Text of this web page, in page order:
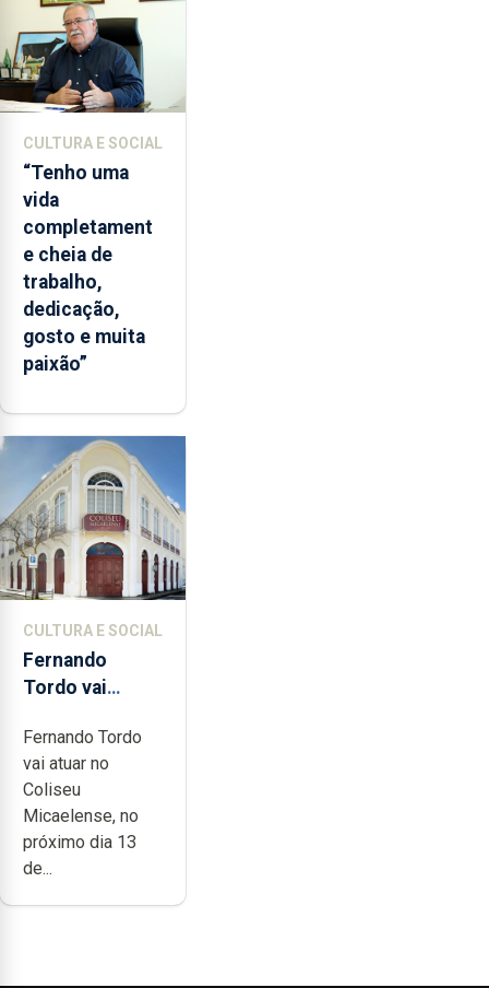
CULTURA E SOCIAL
“Tenho uma
vida
completament
e cheia de
trabalho,
dedicação,
gosto e muita
paixão”
CULTURA E SOCIAL
Fernando
Tordo vai
anos de
carreira no
Coliseu
Micaelense
Fernando Tordo
vai atuar no
Coliseu
Micaelense, no
próximo dia 13
de...